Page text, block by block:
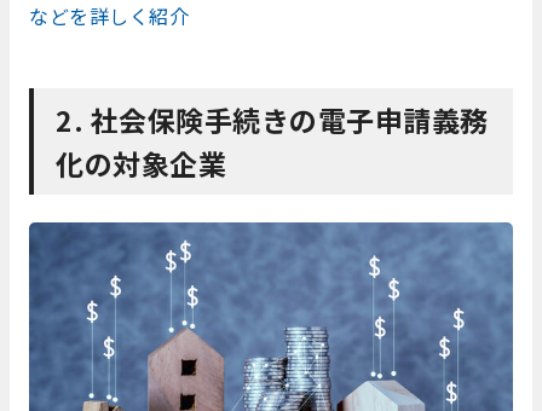
などを詳しく紹介
2. 社会保険手続きの電子申請義務
化の対象企業